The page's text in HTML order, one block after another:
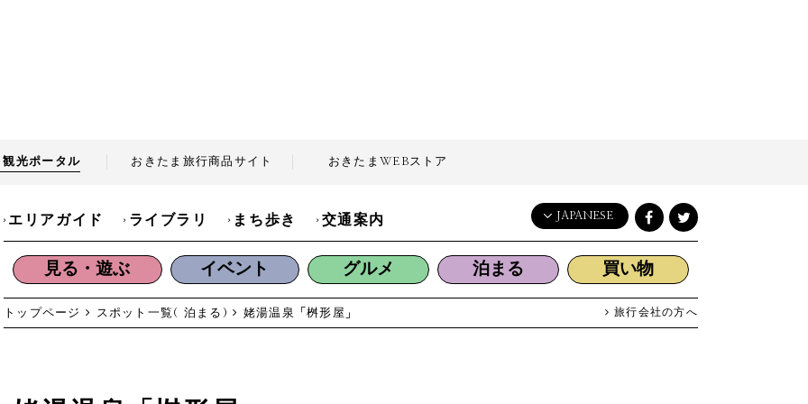
観光ポータル おきたま旅行商品 サイト おきたま WEBストア
エリアガイド ライブラリ まち歩き 交通案内 JAPANESE
English
日本語
简体中文
見る・遊ぶ イベント グルメ 泊まる 買い物
トップページ スポット一覧( 泊まる) 姥湯温泉「桝形屋」 旅行会社の方へ